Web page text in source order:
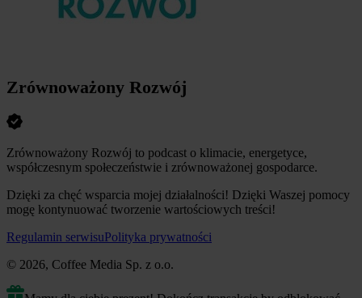
Zrównoważony Rozwój
Zrównoważony Rozwój to podcast o klimacie, energetyce,
współczesnym społeczeństwie i zrównoważonej gospodarce.
Dzięki za chęć wsparcia mojej działalności! Dzięki Waszej pomocy
mogę kontynuować tworzenie wartościowych treści!
Regulamin serwisuPolityka prywatności
© 2026, Coffee Media Sp. z o.o.